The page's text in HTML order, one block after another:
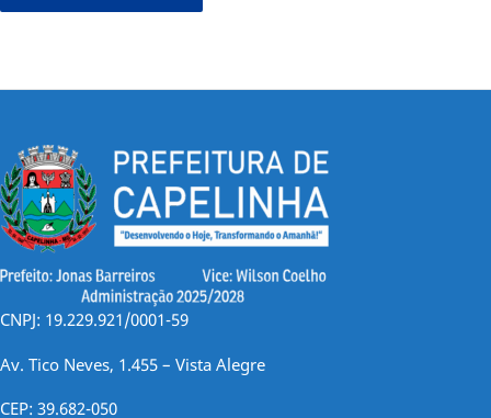
CNPJ: 19.229.921/0001-59
Av. Tico Neves, 1.455 – Vista Alegre
CEP: 39.682-050